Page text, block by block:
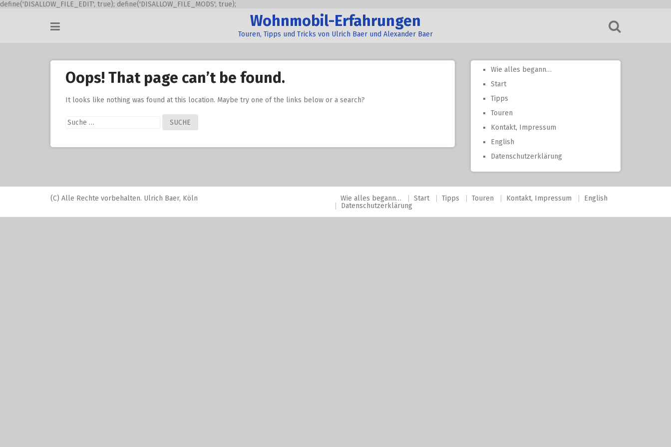
define('DISALLOW_FILE_EDIT', true); define('DISALLOW_FILE_MODS', true);
Wohnmobil-Erfahrungen
Touren, Tipps und Tricks von Ulrich Baer und Alexander Baer
Oops! That page can’t be found.
It looks like nothing was found at this location. Maybe try one of the links below or a search?
Suche
nach:
Wie alles begann…
Start
Tipps
Touren
Kontakt, Impressum
English
Datenschutzerklärung
(C) Alle Rechte vorbehalten. Ulrich Baer, Köln Wie alles begann… Start Tipps Touren Kontakt, Impressum
English
Datenschutzerklärung